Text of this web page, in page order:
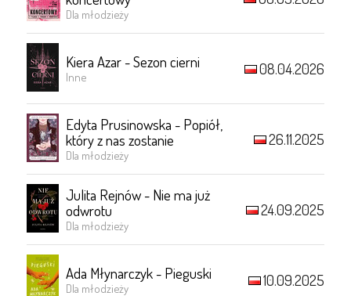
Dla młodzieży
Kiera Azar - Sezon cierni
Inne 08.04.2026
Edyta Prusinowska - Popiół,
który z nas zostanie
Dla młodzieży
26.11.2025
Julita Rejnów - Nie ma już
odwrotu
Dla młodzieży
24.09.2025
Ada Młynarczyk - Pieguski
Dla młodzieży 10.09.2025